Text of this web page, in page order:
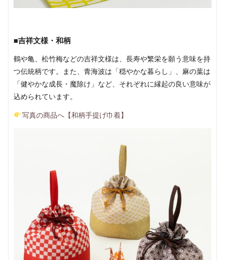
■吉祥文様・和柄
鶴や亀、松竹梅などの吉祥文様は、長寿や繁栄を願う意味を持
つ伝統柄です。また、青海波は「穏やかな暮らし」、麻の葉は
「健やかな成長・魔除け」など、それぞれに縁起の良い意味が
込められています。
写真の商品へ【和柄手提げ巾着】